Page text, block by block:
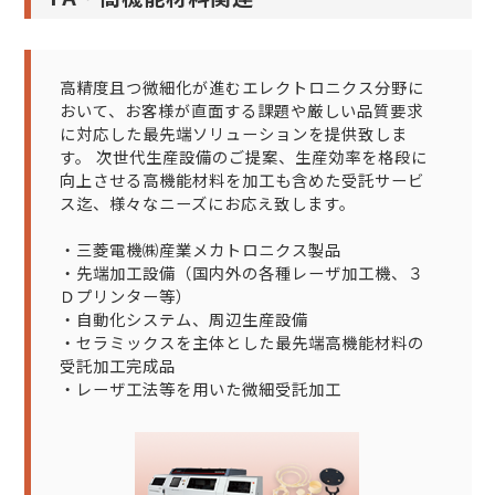
高精度且つ微細化が進むエレクトロニクス分野に
おいて、お客様が直面する課題や厳しい品質要求
に対応した最先端ソリューションを提供致しま
す。 次世代生産設備のご提案、生産効率を格段に
向上させる高機能材料を加工も含めた受託サービ
ス迄、様々なニーズにお応え致します。
・三菱電機㈱産業メカトロニクス製品
・先端加工設備（国内外の各種レーザ加工機、３
Ｄプリンター等）
・自動化システム、周辺生産設備
・セラミックスを主体とした最先端高機能材料の
受託加工完成品
・レーザ工法等を用いた微細受託加工